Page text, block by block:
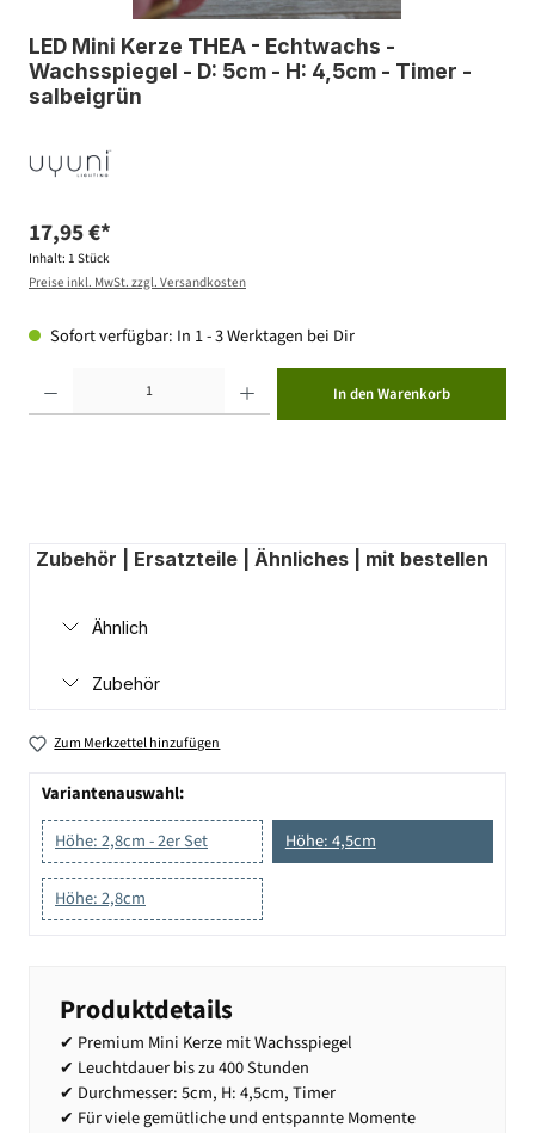
LED Mini Kerze THEA - Echtwachs -
Wachsspiegel - D: 5cm - H: 4,5cm - Timer -
salbeigrün
17,95 €*
Inhalt: 1 Stück
Preise inkl. MwSt. zzgl. Versandkosten
Sofort verfügbar: In 1 - 3 Werktagen bei Dir
In den Warenkorb
Zubehör | Ersatzteile | Ähnliches | mit bestellen
Ähnlich
Zubehör
Zum Merkzettel hinzufügen
Variantenauswahl:
Höhe: 2,8cm - 2er Set
Höhe: 4,5cm
Höhe: 2,8cm
Produktdetails
✔ Premium Mini Kerze mit Wachsspiegel
✔ Leuchtdauer bis zu 400 Stunden
✔ Durchmesser: 5cm, H: 4,5cm, Timer
✔ Für viele gemütliche und entspannte Momente